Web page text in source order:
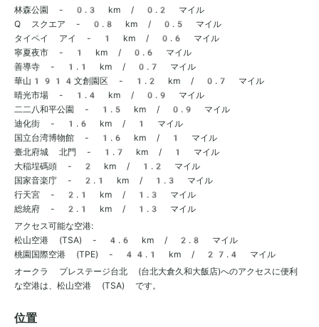
林森公園 - 0.3 km / 0.2 マイル
Q スクエア - 0.8 km / 0.5 マイル
タイペイ アイ - 1 km / 0.6 マイル
寧夏夜市 - 1 km / 0.6 マイル
善導寺 - 1.1 km / 0.7 マイル
華山1914文創園区 - 1.2 km / 0.7 マイル
晴光市場 - 1.4 km / 0.9 マイル
二二八和平公園 - 1.5 km / 0.9 マイル
迪化街 - 1.6 km / 1 マイル
国立台湾博物館 - 1.6 km / 1 マイル
臺北府城 北門 - 1.7 km / 1 マイル
大稲埕碼頭 - 2 km / 1.2 マイル
国家音楽庁 - 2.1 km / 1.3 マイル
行天宮 - 2.1 km / 1.3 マイル
総統府 - 2.1 km / 1.3 マイル
アクセス可能な空港:
松山空港 (TSA) - 4.6 km / 2.8 マイル
桃園国際空港 (TPE) - 44.1 km / 27.4 マイル
オークラ プレステージ台北 (台北大倉久和大飯店)へのアクセスに便利
な空港は、松山空港 (TSA) です。
位置